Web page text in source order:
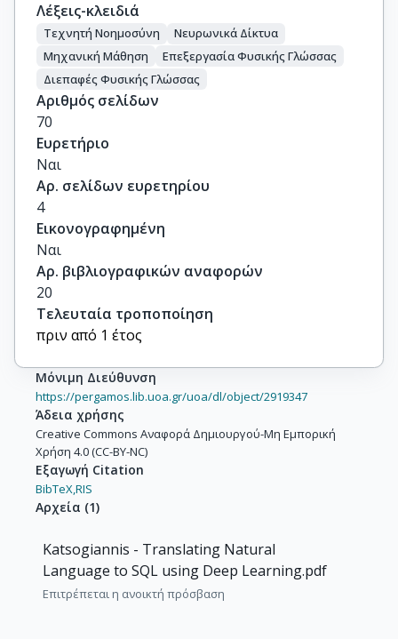
Λέξεις-κλειδιά
Τεχνητή Νοημοσύνη
Νευρωνικά Δίκτυα
Μηχανική Μάθηση
Επεξεργασία Φυσικής Γλώσσας
Διεπαφές Φυσικής Γλώσσας
Αριθμός σελίδων
70
Ευρετήριο
Ναι
Αρ. σελίδων ευρετηρίου
4
Εικονογραφημένη
Ναι
Αρ. βιβλιογραφικών αναφορών
20
Τελευταία τροποποίηση
πριν από 1 έτος
Μόνιμη Διεύθυνση
https://pergamos.lib.uoa.gr/uoa/dl/object/2919347
Άδεια χρήσης
Creative Commons Αναφορά Δημιουργού-Μη Εμπορική
Χρήση 4.0 (CC-BY-NC)
Εξαγωγή Citation
BibTeX,RIS
Αρχεία (1)
Katsogiannis - Translating Natural
Language to SQL using Deep Learning.pdf
Επιτρέπεται η ανοικτή πρόσβαση